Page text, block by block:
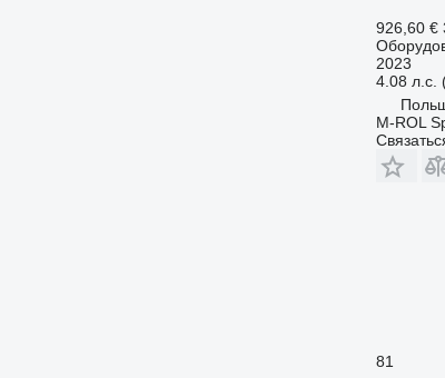
926,60 €
2023
4.08 л.с.
M-ROL
81